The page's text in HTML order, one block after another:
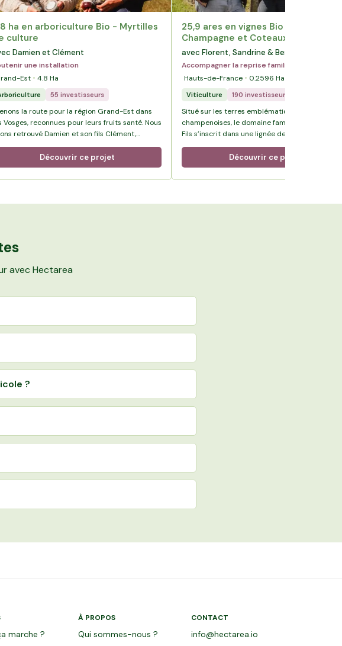
ha en arboriculture Bio - Myrtilles
culture
Damien et Clément
une installation
Est
4.8 Ha
55 investisseurs
la route pour la région Grand-Est dans
Vosges, reconnues pour leurs fruits santé. Nous
retrouvé Damien et son fils Clément,
en agriculture biologique sur
des Mille Fruits et gérants de la
Naperon.
Découvrir ce projet
25,9 ares en vignes Bio - AOC
Champagne et Coteaux-
avec Florent, Sandrine & Benoît
Accompagner la reprise familiale
Hauts-de-France
0.2596 Ha
Viticulture 190 investisseurs
Situé sur les terres emblématiques
champenoises, le domaine familial Mondet
Fils s’inscrit dans une lignée de quatre
générations de vignerons. Aux côtés de son
épouse Sandrine, Florent perpétue un savoir-
transmis depuis l’après-guerre, fondé sur une
maîtrise complète de la production, de la vigne
Découvrir ce projet
avec Hectarea
?
marche ?
À PROPOS
Qui sommes-nous ?
CONTACT
info@hectarea.io